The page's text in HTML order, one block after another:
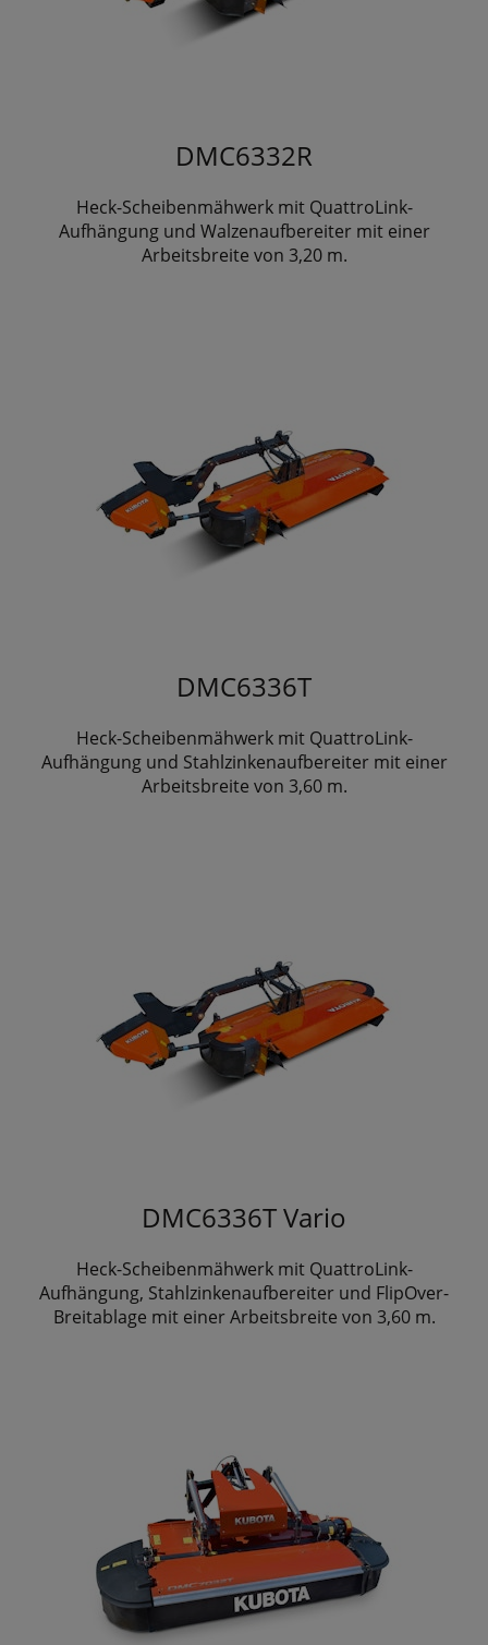
DMC6332R
Heck-Scheibenmähwerk mit QuattroLink-
Aufhängung und Walzenaufbereiter mit einer
Arbeitsbreite von 3,20 m.
DMC6336T
Heck-Scheibenmähwerk mit QuattroLink-
Aufhängung und Stahlzinkenaufbereiter mit einer
Arbeitsbreite von 3,60 m.
DMC6336T Vario
Heck-Scheibenmähwerk mit QuattroLink-
Aufhängung, Stahlzinkenaufbereiter und FlipOver-
Breitablage mit einer Arbeitsbreite von 3,60 m.